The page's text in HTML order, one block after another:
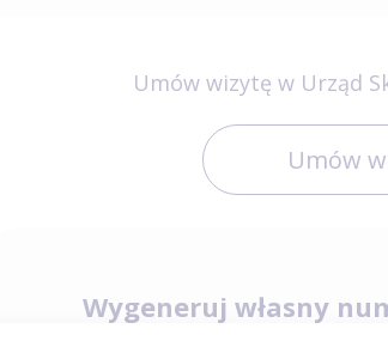
Umów wizytę w Urząd
Umów
Wygeneruj własny